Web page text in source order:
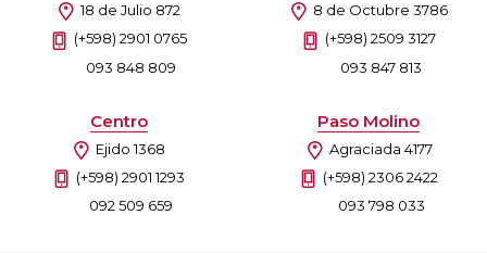
18 de Julio 872
(+598) 2901 0765
093 848 809
8 de Octubre 3786
(+598) 2509 3127
093 847 813
Centro
Ejido 1368
(+598) 2901 1293
092 509 659
Paso Molino
Agraciada 4177
(+598) 2306 2422
093 798 033